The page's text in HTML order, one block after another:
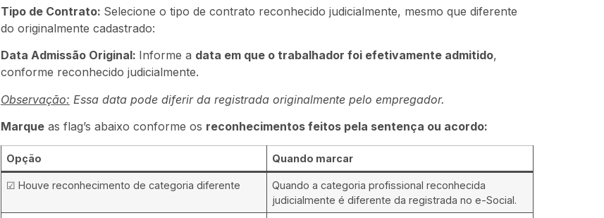
Tipo de Contrato: Selecione o tipo de contrato reconhecido judicialmente, mesmo que diferente
do originalmente cadastrado:
Data Admissão Original: Informe a data em que o trabalhador foi efetivamente admitido,
conforme reconhecido judicialmente.
Observação: Essa data pode diferir da registrada originalmente pelo empregador.
Marqueas flag’s abaixo conforme os reconhecimentos feitos pela sentença ou acordo:
Opção Quando marcar
☑ Houve reconhecimento de categoria diferente
Quando a categoria profissional reconhecida
judicialmente é diferente da registrada no e-Social.